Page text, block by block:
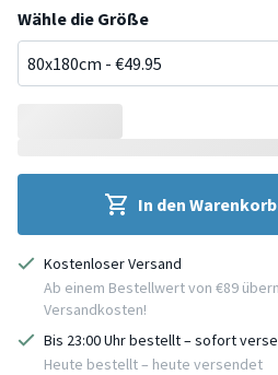
Wähle die Größe
In den
Kostenloser Versand
Ab einem Bestellwert von €89
Versandkosten!
Bis 23:00 Uhr bestellt – sofort
Heute bestellt – heute versendet